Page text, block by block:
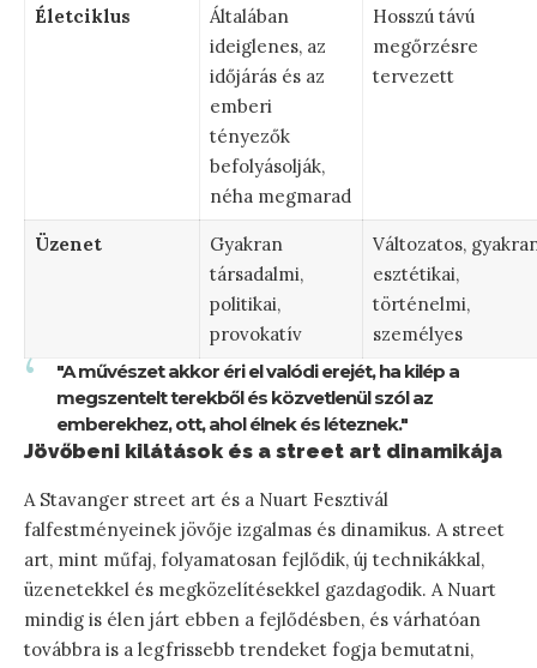
Életciklus
Általában
ideiglenes, az
időjárás és az
emberi
tényezők
befolyásolják,
néha megmarad
Hosszú távú
megőrzésre
tervezett
Üzenet
Gyakran
társadalmi,
politikai,
provokatív
Változatos,
esztétikai,
történelmi,
személyes
"A művészet akkor éri el valódi erejét, ha kilép a
megszentelt terekből és közvetlenül szól az
emberekhez, ott, ahol élnek és léteznek."
Jövőbeni kilátások és a street art dinamikája
A Stavanger street art és a Nuart Fesztivál
falfestményeinek jövője izgalmas és dinamikus. A street
art, mint műfaj, folyamatosan fejlődik, új technikákkal,
üzenetekkel és megközelítésekkel gazdagodik. A Nuart
mindig is élen járt ebben a fejlődésben, és várhatóan
továbbra is a legfrissebb trendeket fogja bemutatni,